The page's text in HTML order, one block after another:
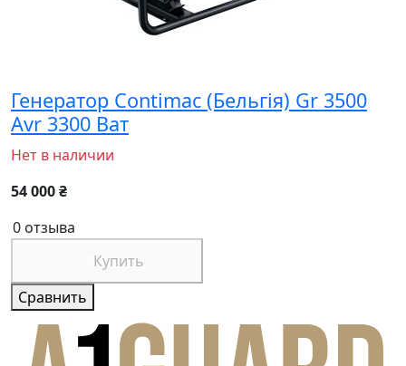
Генератор Contimac (Бельгія) Gr 3500
Avr 3300 Ват
Нет в наличии
54 000 ₴
0 отзыва
Купить
Сравнить